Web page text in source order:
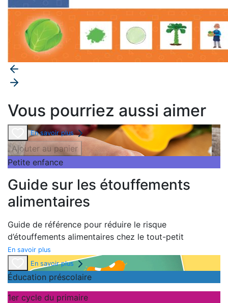
Vous pourriez aussi aimer
En savoir plus
Ajouter au panier
Petite enfance
Guide sur les étouffements
alimentaires
Guide de référence pour réduire le risque
d’étouffements alimentaires chez le tout-petit
En savoir plus
En savoir plus
Éducation préscolaire
1er cycle du primaire